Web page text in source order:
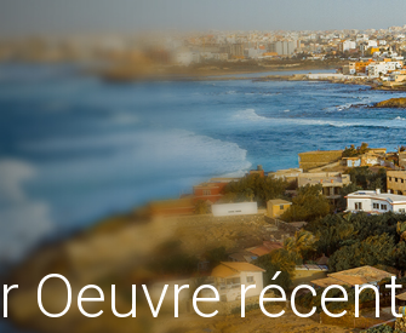
Oeuvre récent